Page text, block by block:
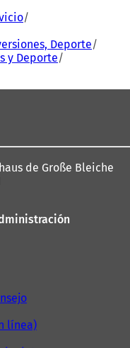
Deporte
y Deporte
de Große Bleiche
línea)